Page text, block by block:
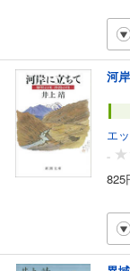
河
エ
-
825